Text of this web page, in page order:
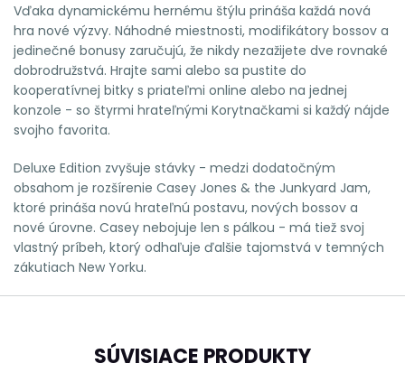
Vďaka dynamickému hernému štýlu prináša každá nová
hra nové výzvy. Náhodné miestnosti, modifikátory bossov a
jedinečné bonusy zaručujú, že nikdy nezažijete dve rovnaké
dobrodružstvá. Hrajte sami alebo sa pustite do
kooperatívnej bitky s priateľmi online alebo na jednej
konzole - so štyrmi hrateľnými Korytnačkami si každý nájde
svojho favorita.
Deluxe Edition zvyšuje stávky - medzi dodatočným
obsahom je rozšírenie Casey Jones & the Junkyard Jam,
ktoré prináša novú hrateľnú postavu, nových bossov a
nové úrovne. Casey nebojuje len s pálkou - má tiež svoj
vlastný príbeh, ktorý odhaľuje ďalšie tajomstvá v temných
zákutiach New Yorku.
SÚVISIACE PRODUKTY